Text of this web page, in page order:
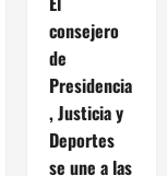
consejero
de
Presidencia
, Justicia y
Deportes
se une a las